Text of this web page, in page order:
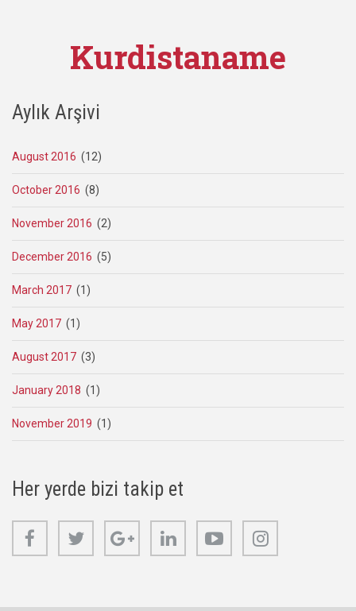
Kurdistaname
Aylık Arşivi
August 2016 (12)
October 2016 (8)
November 2016 (2)
December 2016 (5)
March 2017 (1)
May 2017 (1)
August 2017 (3)
January 2018 (1)
November 2019 (1)
Her yerde bizi takip et
Facebook Twitter Google+ Linkedin Youtube